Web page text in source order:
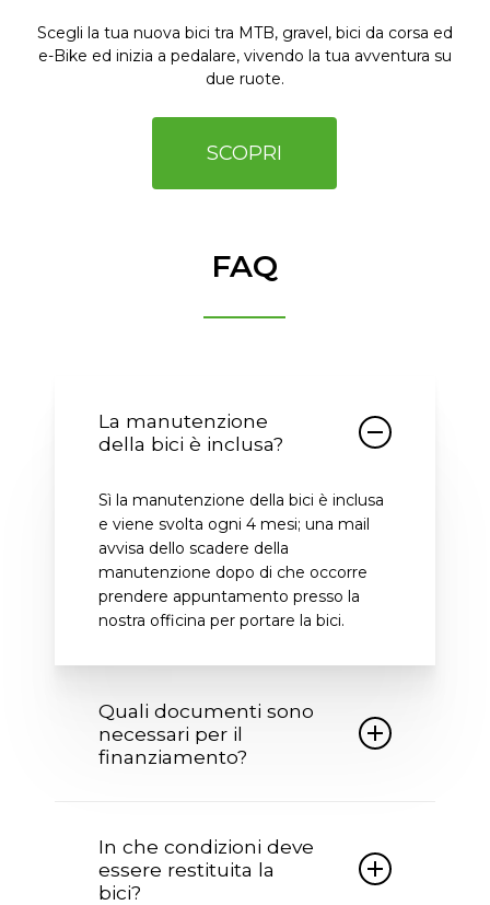
Scegli la tua nuova bici tra MTB, gravel, bici da corsa ed
e-Bike ed inizia a pedalare, vivendo la tua avventura su
due ruote.
SCOPRI
FAQ
La manutenzione
della bici è inclusa?
Sì la manutenzione della bici è inclusa
e viene svolta ogni 4 mesi; una mail
avvisa dello scadere della
manutenzione dopo di che occorre
prendere appuntamento presso la
nostra officina per portare la bici.
Quali documenti sono
necessari per il
finanziamento?
occorre essere in possesso della carta
identità non scaduta, codice fiscale,
IBAN del proprio conto corrente e per
In che condizioni deve
essere restituita la
bici?